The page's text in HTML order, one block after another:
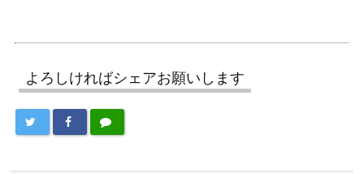
よろしければシェアお願いします